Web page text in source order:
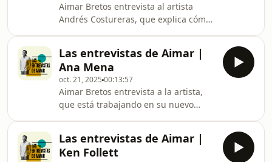
Aimar Bretos entrevista al artista
Andrés Costureras, que explica cómo
Las entrevistas de Aimar |
Ana Mena
oct. 21, 2025 00:13:57
Aimar Bretos entrevista a la artista,
que está trabajando en su nuevo
Las entrevistas de Aimar |
Ken Follett